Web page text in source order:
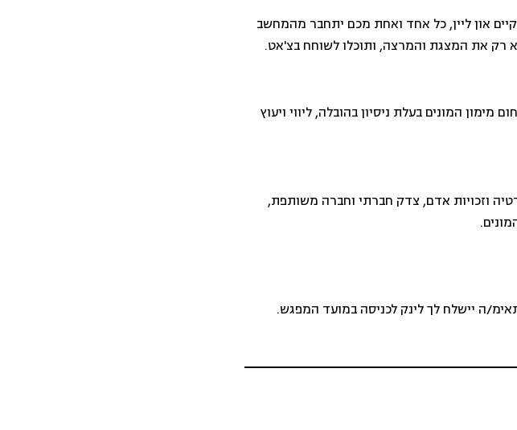
און ליין, כל אחד ואחת מכם יתחבר מהמחשב
רק את המצגת והמרצה, ותוכלו לשוחח בצ'אט.
מימון המונים בעלת ניסיון בהובלה, ליווי ויעוץ
וזכויות אדם, צדק חברתי וחברה משותפת,
ה יישלח לך לינק לכניסה במועד המפגש.